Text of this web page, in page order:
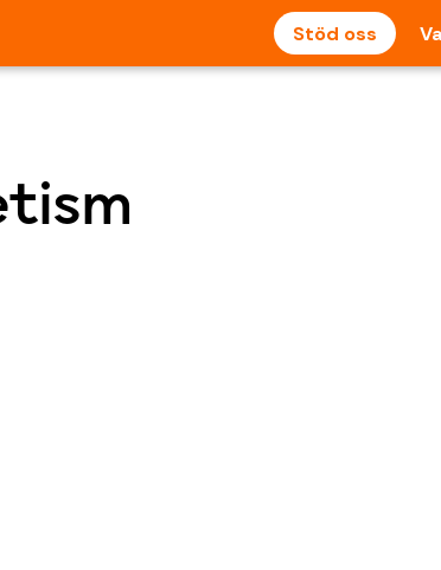
Stöd oss